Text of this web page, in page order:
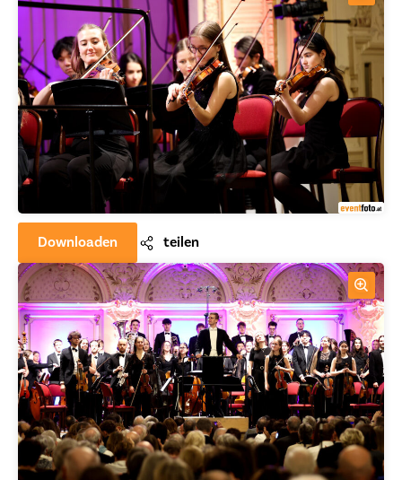
Downloaden teilen